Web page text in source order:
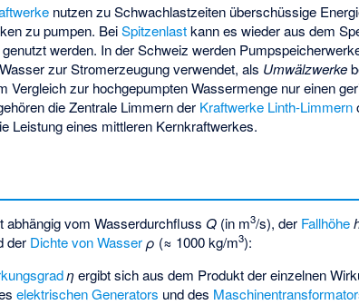
nutzen zu Schwachlastzeiten überschüssige
zu pumpen. BeiSpitzenlastkann es wieder aus dem
werden. In der Schweiz werden
zur Stromerzeugung verwendet, als Umwälzwerke
Vergleich zur hochgepumpten Wassermenge nur einen
die Zentrale Limmern der Kraftwerke Linth-Limmern
Leistung eines mittleren Kernkraftwerkes.
abhängig vom WasserdurchflussQ (in m3/s), der Fallhöhe
der Dichte von Wasser ρ (≈ 1000 kg/m3):
ηergibt sich aus dem Produkt der einzelnen
elektrischen Generators und des